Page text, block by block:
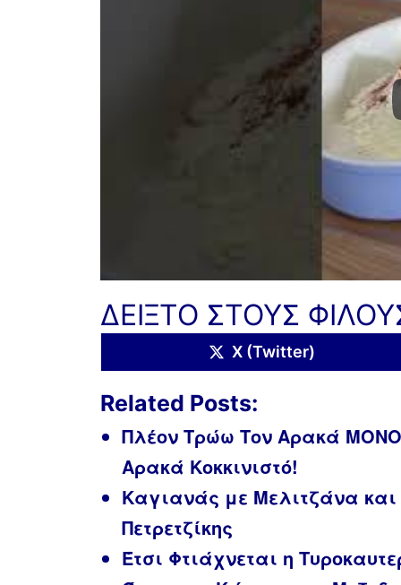
ΔΕΙΞΤΟ ΣΤΟΥΣ
Share
on
X (Twitter)
Related Posts:
Πλέον Τρώω Τον Αρακά
Αρακά Κοκκινιστό!
Καγιανάς με Μελιτζάνα και
Πετρετζίκης
Έτσι Φτιάχνεται η